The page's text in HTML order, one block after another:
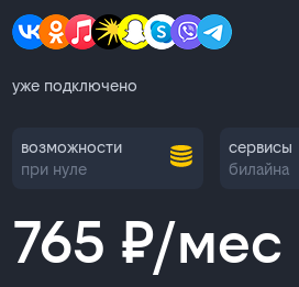
уже подключено
возможности
при нуле
сервисы
билайна
765 ₽/мес